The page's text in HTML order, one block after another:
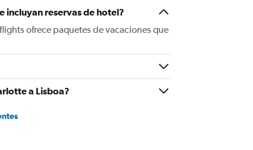
axis
displaying
values.
0
1500.
incluyan reservas de hotel?
ofrece paquetes de vacaciones que
a Lisboa?